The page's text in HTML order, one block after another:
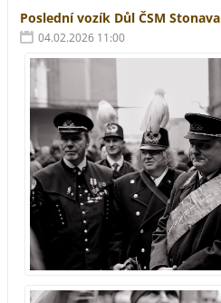
Poslední vozík Důl ČSM Stonava
04.02.2026 11:00